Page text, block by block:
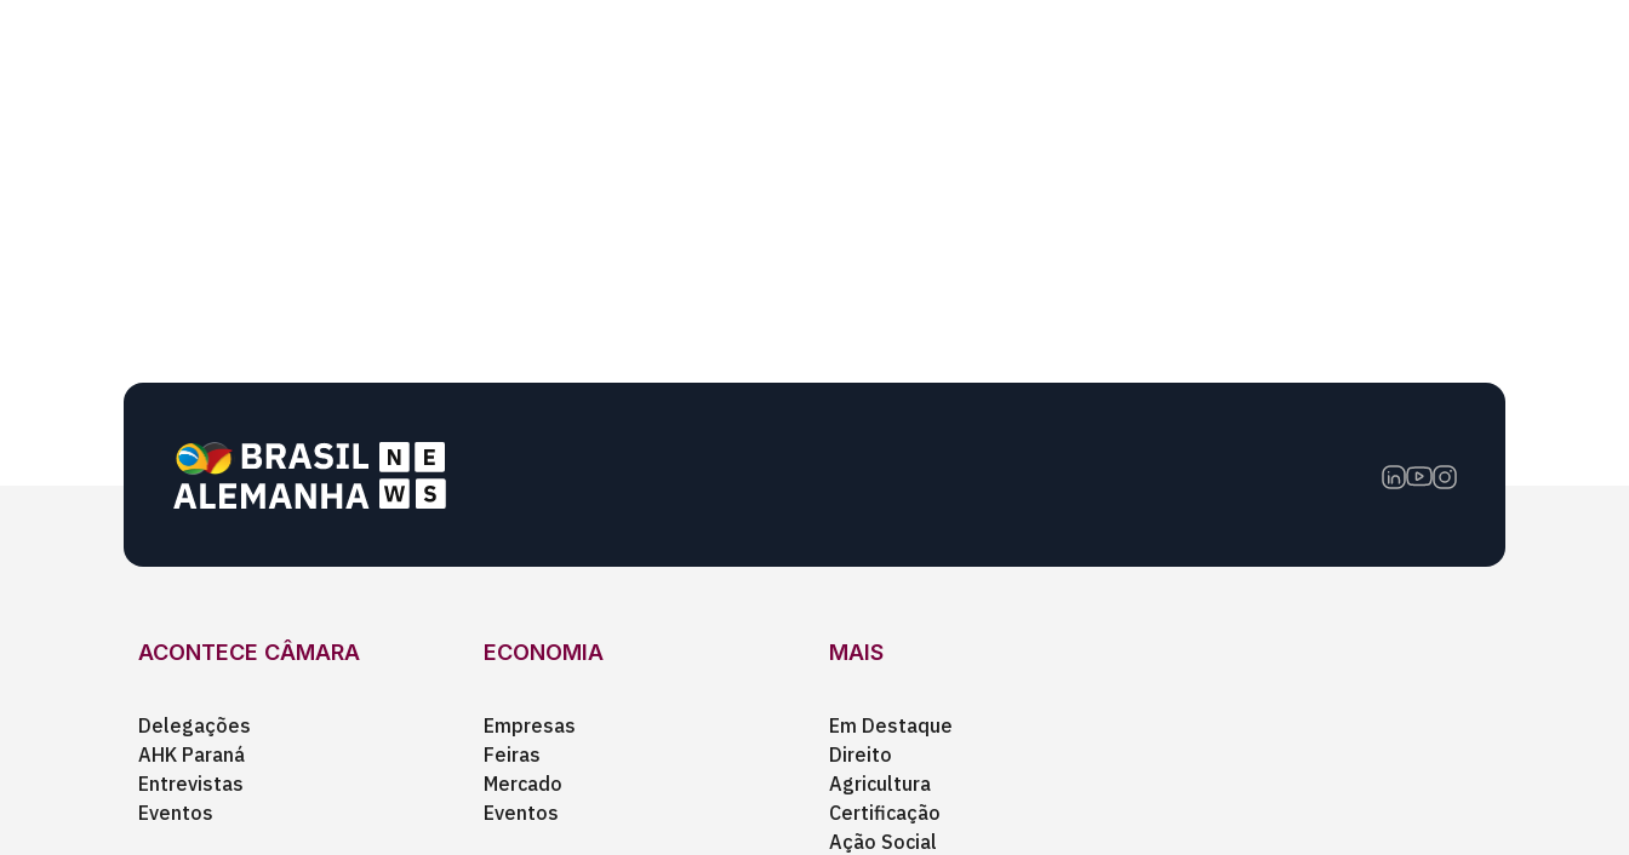
ACONTECE CÂMARA
Delegações
AHK Paraná
Entrevistas
Eventos
ECONOMIA
Empresas
Feiras
Mercado
Eventos
MAIS
Em Destaque
Direito
Agricultura
Certificação
Ação Social